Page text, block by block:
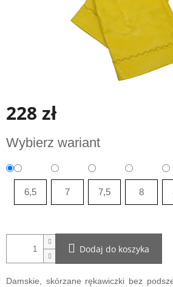
228 zł
jednostkowa:
Wybierz wariant
6,5 7 7,5 8
Dodaj do koszyka
Damskie, skórzane rękawiczki bez